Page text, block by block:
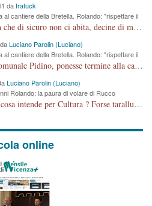
dafratuck
al cantiere della Bretella. Rolando: "rispettare il
Non sarà utile a lei dott. Parolin che di sicuro non ci abita, decine di migliaia di TIR, automobili e padroncini che passano quotidianamente per una strada appena rotabile, non è più possibile stendere i panni, attraversare la strada senza rischiare la morte, le case stanno crepando, i tempi sono cambiati e la bretella non passerà assolutamente per maddalene (ma cosa sta a dire?!), dia invece responsabilità a chi ha costruito tagliando la strada che doveva invece terminare a isola vicentina e non al moracchino lasciando Motta di Costabissara ancora in panne di traffico. I tempi sono cambiati dottore e se l'anagrafe della vita stagna nell'essere umano impressioni conservatrici, la società non le considera perchè va avanti, si industrializza e ha bisogno di infrastrutture e di sviluppo. Ultima considerazione, se è geloso di Rolando perchè vede in lui solo campagne politiche mentre si difendono i SOLI diritti dei cittadini, la preghiamo faccia considerazioni più appropriate. Saluti e complimenti per i suoi scritti.
Luciano Parolin (Luciano)
al cantiere della Bretella. Rolando: "rispettare il
Sarebbe ora che il consigliere comunale Pidino, ponesse termine alla campagna elettorale nel territorio del suo seggio Villaggio del Sole. La tiraca è iniziata, distruggerà 6 km di prateria ovest della città, ricca di fonti e sorgenti d'acqua. I cittadini di Maddalene non avranno più Pace la notte. Molta colpa per la costruzione di questa Strada è proprio del signor Rolando,dei suoi gazebo mobili e che vuol far passare questa opera VANDALICA come progetto "utile" a chi ? Non è cosa seria sig. Rolando!
Luciano Parolin (Luciano)
Rolando: la paura di volare di Rucco
Vorrei sapere dal C.C. Rolando cosa intende per Cultura ? Forse tarallucci, vino e sagre, o spaghetti tricolori del PD ? Il continuo (s)parlare della mostra a Palazzo Chiericati caro consigliere DANNEGGIA FORTEMENTE l'immagine della città TUTTA e fa deviare i consensi che in RUSSIA (badi bene ex U.R.S.S.) sono ECCELLENTI. A livello artistico l'evento è di alta Valenza culturale, COMPITO di Tutta la Cittadinanza fare il possibile per propagandare l'iniziativa senza farne UN CASO PARTITICO come fa Lei da sempre. Meno Gazebo + Partecipazione! E così sia. Amen.
online